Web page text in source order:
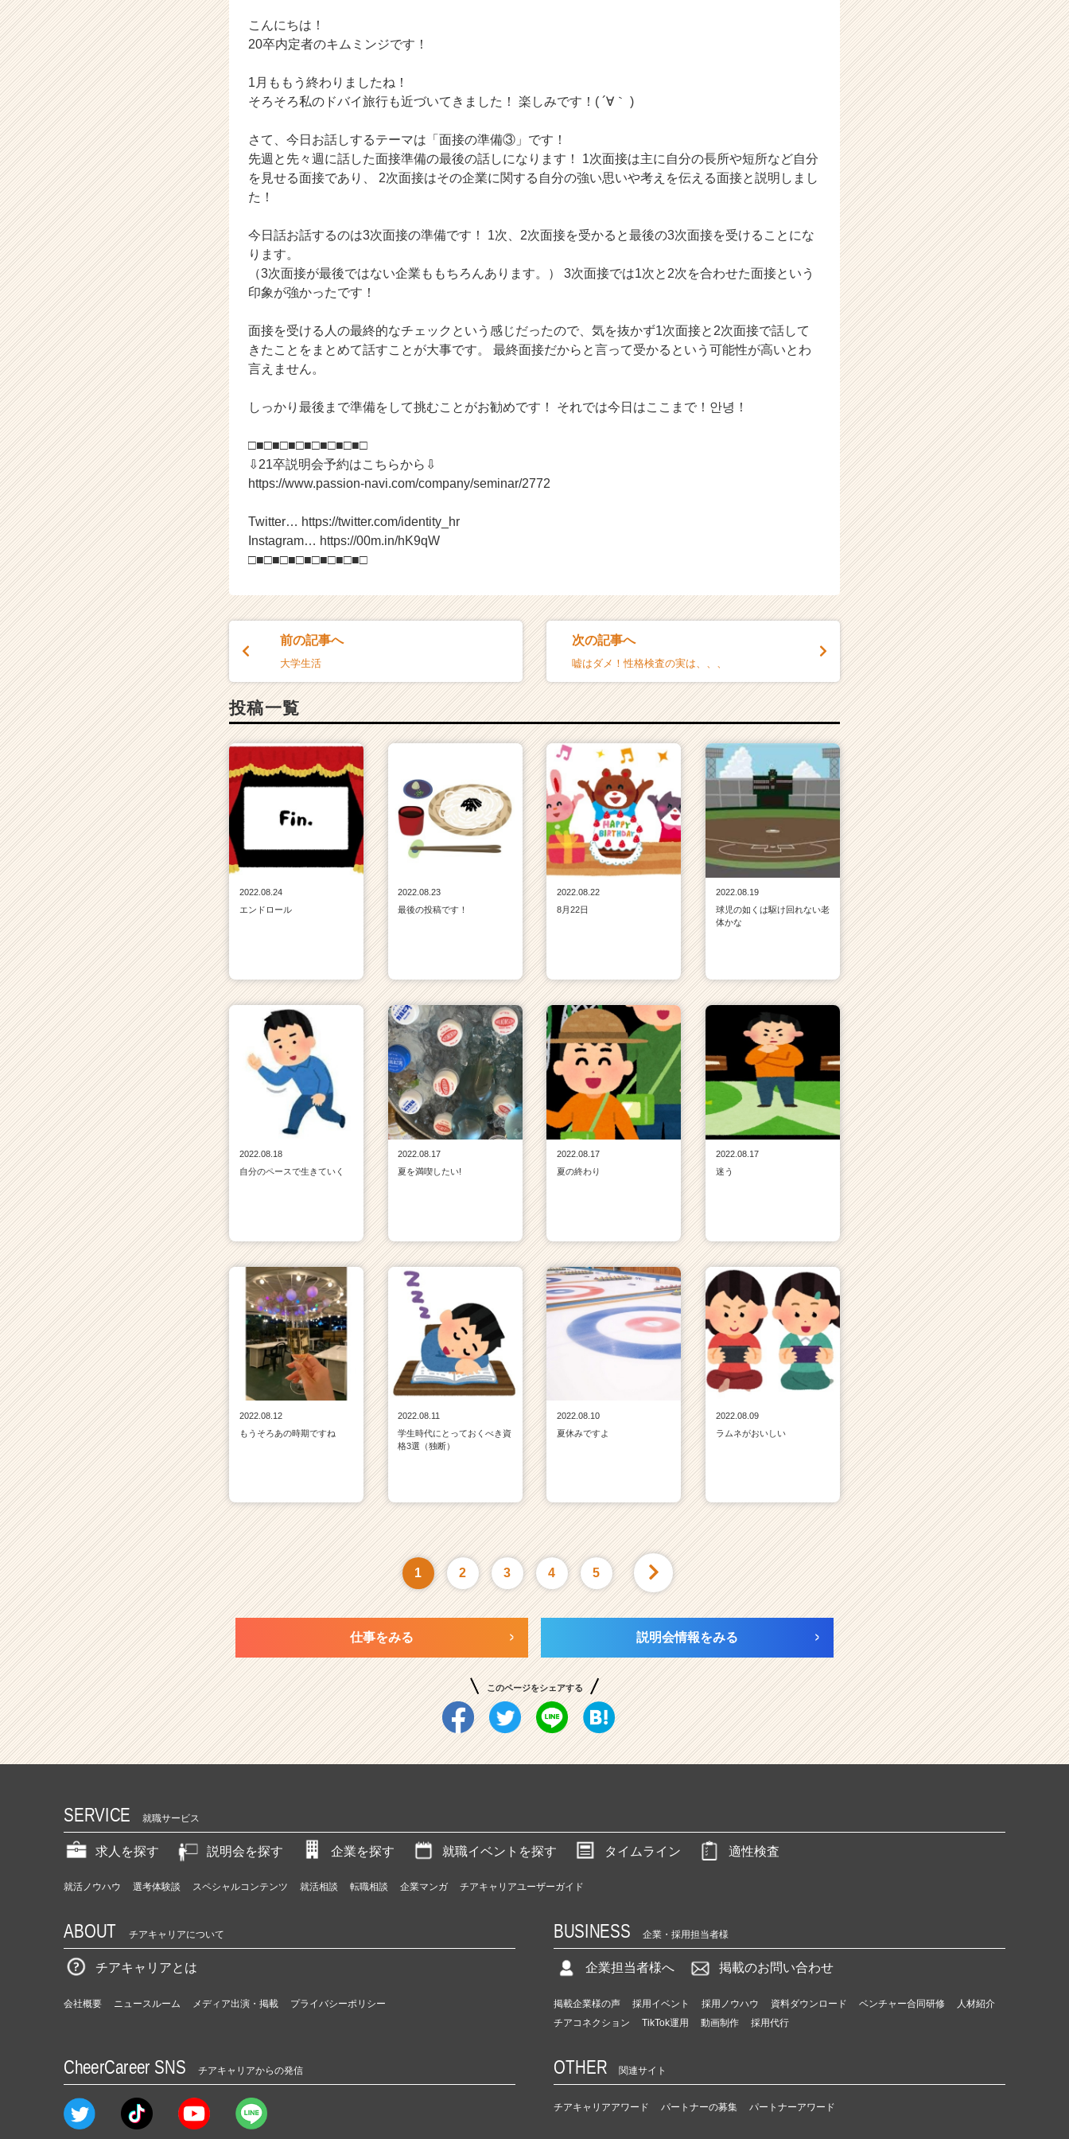
こんにちは！
20卒内定者のキムミンジです！
1月ももう終わりましたね！
そろそろ私のドバイ旅行も近づいてきました！ 楽しみです！( ´∀｀ )
さて、今日お話しするテーマは「面接の準備③」です！
先週と先々週に話した面接準備の最後の話しになります！ 1次面接は主に自分の長所や短所など自分
を見せる面接であり、 2次面接はその企業に関する自分の強い思いや考えを伝える面接と説明しまし
た！
今日話お話するのは3次面接の準備です！ 1次、2次面接を受かると最後の3次面接を受けることにな
ります。
（3次面接が最後ではない企業ももちろんあります。） 3次面接では1次と2次を合わせた面接という
印象が強かったです！
面接を受ける人の最終的なチェックという感じだったので、気を抜かず1次面接と2次面接で話して
きたことをまとめて話すことが大事です。 最終面接だからと言って受かるという可能性が高いとわ
言えません。
しっかり最後まで準備をして挑むことがお勧めです！ それでは今日はここまで！안녕！
□■□■□■□■□■□■□■□
⇩21卒説明会予約はこちらから⇩
https://www.passion-navi.com/company/seminar/2772
Twitter… https://twitter.com/identity_hr
Instagram… https://00m.in/hK9qW
□■□■□■□■□■□■□■□
前の記事へ
大学生活
次の記事へ
嘘はダメ！性格検査の実は、、、
投稿一覧
2022.08.24
エンドロール
2022.08.23
最後の投稿です！
2022.08.22
8月22日
2022.08.19
球児の如くは駆け回れない老
体かな
2022.08.18
自分のペースで生きていく
2022.08.17
夏を満喫したい!
2022.08.17
夏の終わり
2022.08.17
迷う
2022.08.12
もうそろあの時期ですね
2022.08.11
学生時代にとっておくべき資
格3選（独断）
2022.08.10
夏休みですよ
2022.08.09
ラムネがおいしい
1 2 3 4 5
仕事をみる 説明会情報をみる
このページをシェアする
SERVICE 就職サービス
求人を探す 説明会を探す 企業を探す 就職イベントを探す タイムライン 適性検査
就活ノウハウ 選考体験談 スペシャルコンテンツ 就活相談 転職相談 企業マンガ チアキャリアユーザーガイド
ABOUT チアキャリアについて
チアキャリアとは
会社概要 ニュースルーム メディア出演・掲載 プライバシーポリシー
BUSINESS 企業・採用担当者様
企業担当者様へ 掲載のお問い合わせ
掲載企業様の声 採用イベント 採用ノウハウ 資料ダウンロード ベンチャー合同研修
人材紹介
チアコネクション
TikTok運用 動画制作 採用代行
CheerCareer SNS チアキャリアからの発信 OTHER 関連サイト
チアキャリアアワード パートナーの募集 パートナーアワード